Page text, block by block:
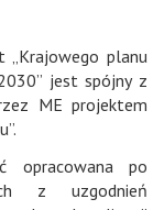
„Krajowego planu
jest spójny z
ME projektem
opracowana po
z uzgodnień